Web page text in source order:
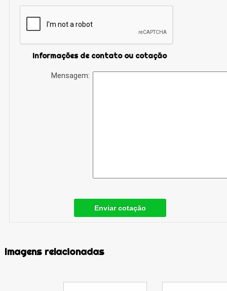
Informações de contato ou cotação
Mensagem:
Enviar cotação
Imagens relacionadas